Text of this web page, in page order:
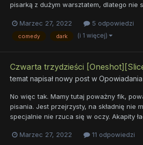
pisarką z dużym warsztatem, dlatego nie
Marzec 27, 2022 5 odpowiedzi
comedy dark (i 1 więcej)
Czwarta trzydzieści
temat napisał nowy post w
No więc tak. Mamy tutaj poważny fik,
pisania. Jest przejrzysty, na składnię nie
specjalnie nie rzuca się w oczy. Akapity
Marzec 27, 2022 11 odpowiedzi